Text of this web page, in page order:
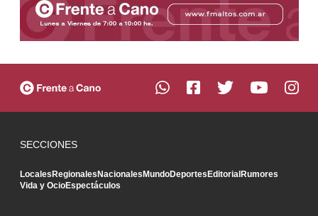
SECCIONES
LocalesRegionalesNacionalesMundoDeportesEditorialRumores
Vida y OcioEspectáculos